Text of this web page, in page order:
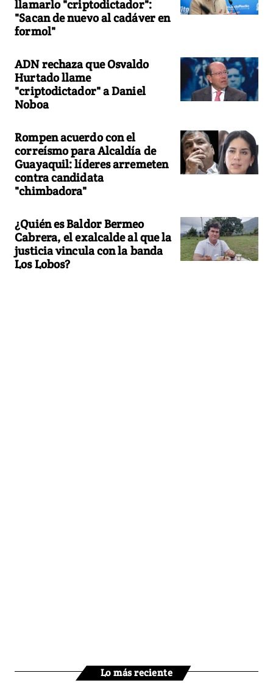
llamarlo "criptodictador":
"Sacan de nuevo al cadáver en
formol"
ADN rechaza que Osvaldo
Hurtado llame
"criptodictador" a Daniel
Noboa
Rompen acuerdo con el
correísmo para Alcaldía de
Guayaquil: líderes arremeten
contra candidata
"chimbadora"
¿Quién es Baldor Bermeo
Cabrera, el exalcalde al que la
justicia vincula con la banda
Los Lobos?
Lo más reciente